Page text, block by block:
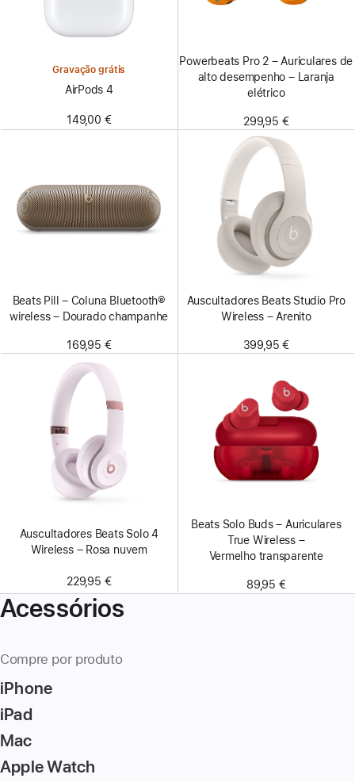
Gravação grátis
AirPods 4
149,00 €
Powerbeats Pro 2 – Auriculares de
alto desempenho – Laranja
elétrico
299,95 €
Beats Pill – Coluna Bluetooth®
wireless – Dourado champanhe
169,95 €
Auscultadores Beats Studio Pro
Wireless – Arenito
399,95 €
Auscultadores Beats Solo 4
Wireless – Rosa nuvem
229,95 €
Beats Solo Buds – Auriculares
True Wireless –
Vermelho transparente
89,95 €
Acessórios
Compre por produto
iPhone
iPad
Mac
Apple Watch